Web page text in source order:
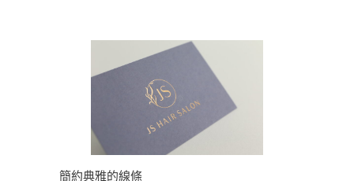
簡約典雅的線條